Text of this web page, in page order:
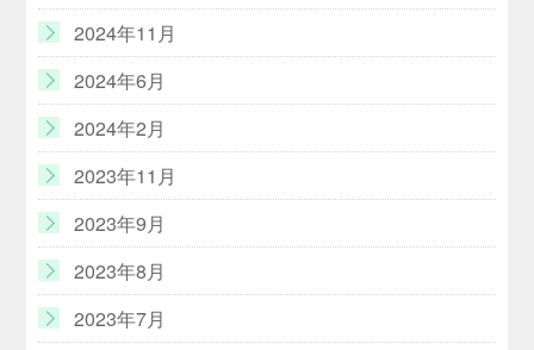
2024年11月
2024年6月
2024年2月
2023年11月
2023年9月
2023年8月
2023年7月